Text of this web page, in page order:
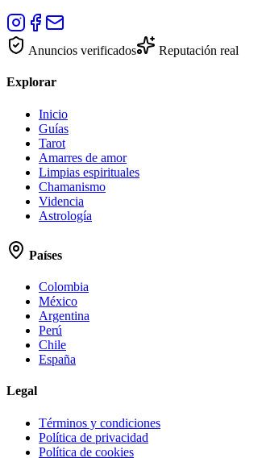
Anuncios verificados Reputación real
Explorar
Inicio
Guías
Tarot
Amarres de amor
Limpias espirituales
Chamanismo
Videncia
Astrología
Países
Colombia
México
Argentina
Perú
Chile
España
Legal
Términos y condiciones
Política de privacidad
Política de cookies